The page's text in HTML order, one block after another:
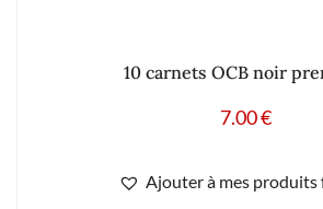
10 carnets OCB noir
7.00€
Ajouter à mes produits